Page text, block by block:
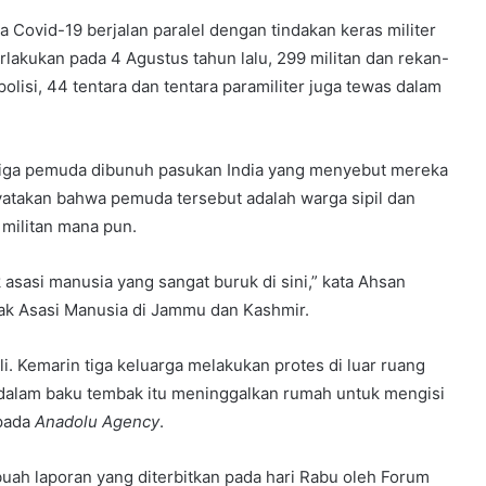
Covid-19 berjalan paralel dengan tindakan keras militer
pada 4 Agustus tahun lalu, 299 militan dan rekan-
44 tentara dan tentara paramiliter juga tewas dalam
pemuda dibunuh pasukan India yang menyebut mereka
bahwa pemuda tersebut adalah warga sipil dan
mana pun.
manusia yang sangat buruk di sini,” kata Ahsan
Asasi Manusia di Jammu dan Kashmir.
Kemarin tiga keluarga melakukan protes di luar ruang
baku tembak itu meninggalkan rumah untuk mengisi
Anadolu Agency.
laporan yang diterbitkan pada hari Rabu oleh Forum